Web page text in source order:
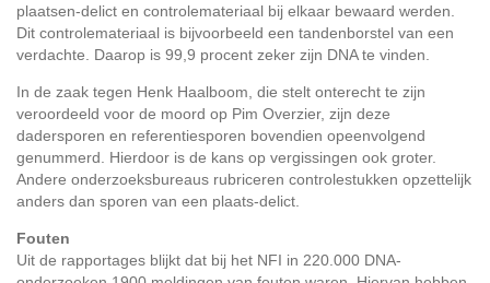
plaatsen-delict en controlemateriaal bij elkaar bewaard werden.
Dit controlemateriaal is bijvoorbeeld een tandenborstel van een
verdachte. Daarop is 99,9 procent zeker zijn DNA te vinden.
In de zaak tegen Henk Haalboom, die stelt onterecht te zijn
veroordeeld voor de moord op Pim Overzier, zijn deze
dadersporen en referentiesporen bovendien opeenvolgend
genummerd. Hierdoor is de kans op vergissingen ook groter.
Andere onderzoeksbureaus rubriceren controlestukken opzettelijk
anders dan sporen van een plaats-delict.
Fouten
Uit de rapportages blijkt dat bij het NFI in 220.000 DNA-